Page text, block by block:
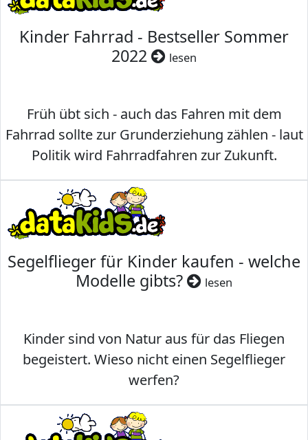
Kinder Fahrrad - Bestseller Sommer
2022
lesen
Früh übt sich - auch das Fahren mit dem
Fahrrad sollte zur Grunderziehung zählen - laut
Politik wird Fahrradfahren zur Zukunft.
Segelflieger für Kinder kaufen - welche
Modelle gibts?
lesen
Kinder sind von Natur aus für das Fliegen
begeistert. Wieso nicht einen Segelflieger
werfen?